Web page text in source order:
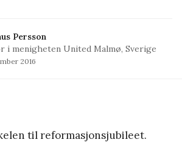
Persson
i menigheten United Malmø, Sverige
2016
til reformasjonsjubileet.